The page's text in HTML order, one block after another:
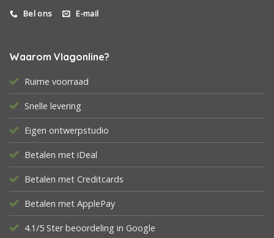
Bel ons E-mail
Waarom Vlagonline?
Ruime voorraad
Snelle levering
Eigen ontwerpstudio
Betalen met iDeal
Betalen met Creditcards
Betalen met ApplePay
4.1/5 Ster beoordeling in Google